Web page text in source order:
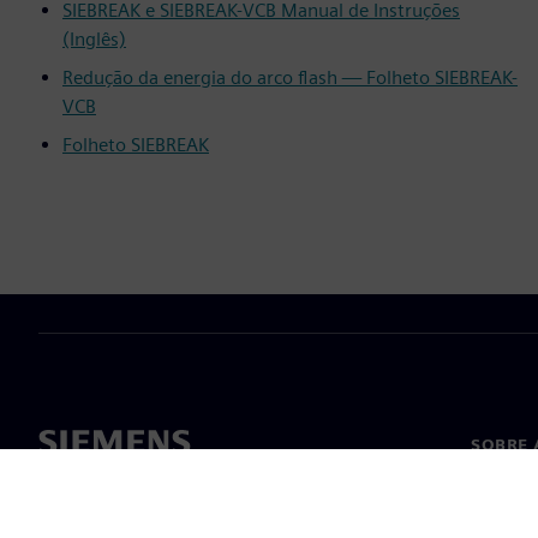
SIEBREAK e SIEBREAK-VCB Manual de Instruções
(Inglês)
Redução da energia do arco flash — Folheto SIEBREAK-
VCB
Folheto SIEBREAK
SOBRE